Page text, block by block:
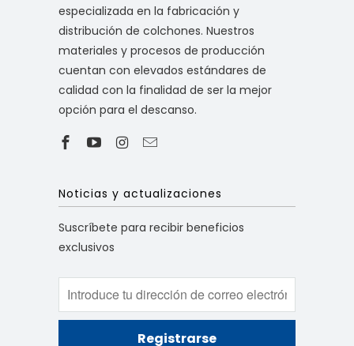
especializada en la fabricación y
distribución de colchones. Nuestros
materiales y procesos de producción
cuentan con elevados estándares de
calidad con la finalidad de ser la mejor
opción para el descanso.
Noticias y actualizaciones
Suscríbete para recibir beneficios
exclusivos